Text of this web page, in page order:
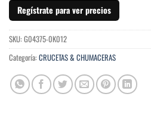
Regístrate para ver precios
SKU: G04375-0K012
Categoría: CRUCETAS & CHUMACERAS